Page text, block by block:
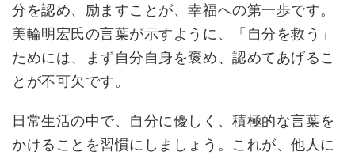
分を認め、励ますことが、幸福への第一歩です。
美輪明宏氏の言葉が示すように、「自分を救う」
ためには、まず自分自身を褒め、認めてあげるこ
とが不可欠です。
日常生活の中で、自分に優しく、積極的な言葉を
かけることを習慣にしましょう。これが、他人に